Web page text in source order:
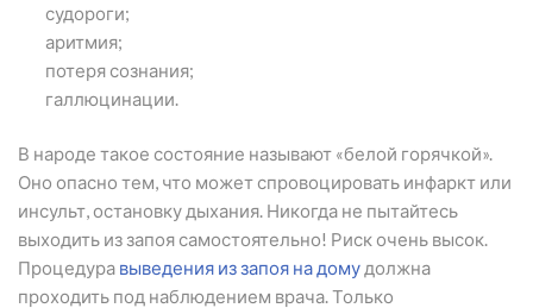
судороги;
аритмия;
потеря сознания;
галлюцинации.
В народе такое состояние называют «белой горячкой».
Оно опасно тем, что может спровоцировать инфаркт или
инсульт, остановку дыхания. Никогда не пытайтесь
выходить из запоя самостоятельно! Риск очень высок.
Процедура выведения из запоя на дому должна
проходить под наблюдением врача. Только